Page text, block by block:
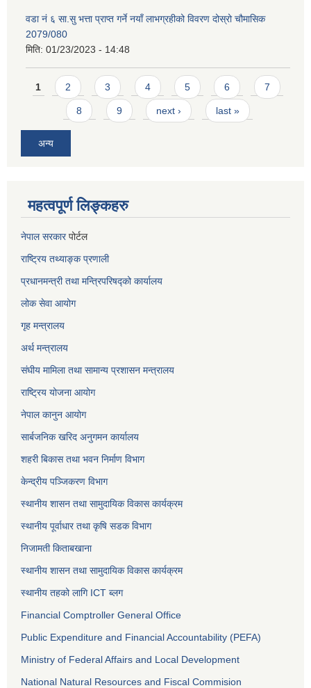
वडा नं ६ सा.सु भत्ता प्राप्त गर्ने नयाँ लाभग्रहीको विवरण दोस्रो चौमासिक
2079/080
मिति: 01/23/2023 - 14:48
Pages
1 2 3 4 5 6 7
8 9 next › last »
अन्य
महत्वपूर्ण लिङ्कहरु
नेपाल सरकारपोर्टल
राष्ट्रिय तथ्याङ्क प्रणाली
प्रधानमन्त्री तथा मन्त्रिपरिषद्को कार्यालय
लोक सेवाआयोग
गृह मन्त्रालय
अर्थ मन्त्रालय
संघीय मामिला तथा सामान्य प्रशासन मन्त्रालय
राष्ट्रिय योजना आयोग
नेपाल कानुन आयोग
सार्बजनिक खरिद अनुगमन कार्यालय
शहरी बिकास तथा भवन निर्माण विभाग
केन्द्रीय पञ्जिकरण विभाग
स्थानीय शासन तथा सामुदायिक विकास कार्यक्रम
स्थानीय पूर्वाधार तथा कृषि सडक विभाग
निजामती किताबखाना
स्थानीय शासन तथा सामुदायिक विकास कार्यक्रम
स्थानीय तहको लागि ICT ब्लग
Financial Comptroller General Office
Public Expenditure and Financial Accountability (PEFA)
Ministry of Federal Affairs and Local Development
National Natural Resources and Fiscal Commision